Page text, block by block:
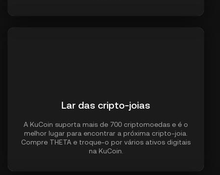
Lar das cripto-joias
A KuCoin suporta mais de 700 criptomoedas e é o
melhor lugar para encontrar a próxima cripto-joia.
Compre THETA e troque-o por vários ativos digitais
na KuCoin.